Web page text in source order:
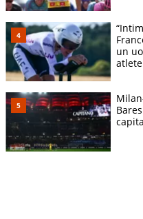
un
atlete